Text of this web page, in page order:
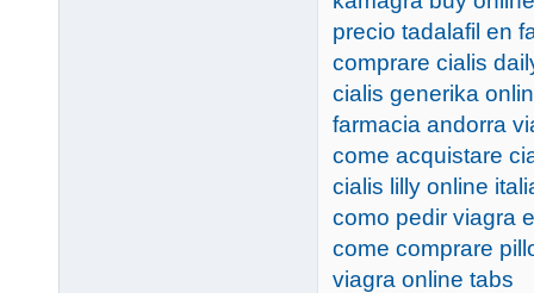
precio tadalafil en
comprare cialis
cialis generika
farmacia andorra
come acquistare
cialis lilly online
como pedir viagra
come comprare
viagra online tabs